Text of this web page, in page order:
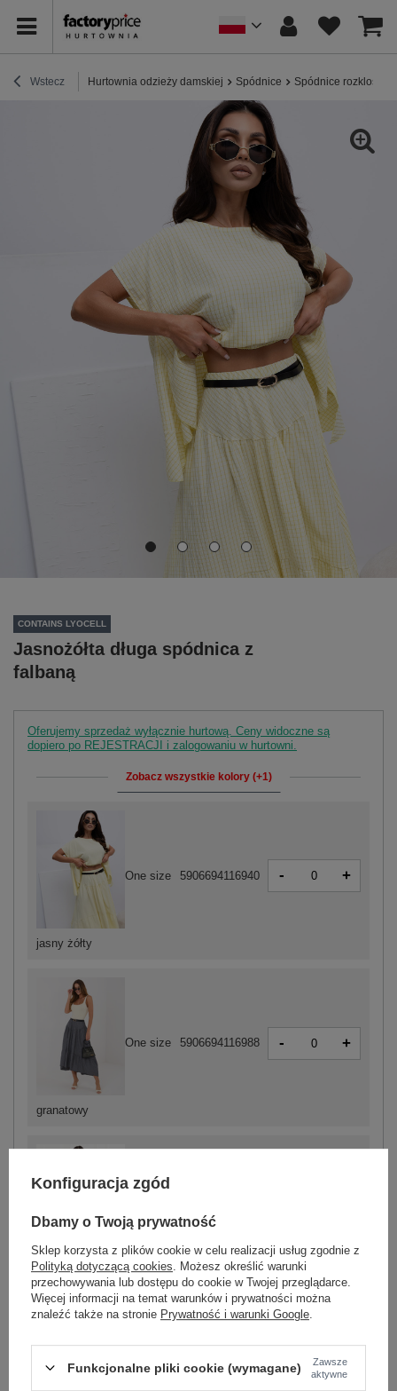
Wstecz Hurtownia odzieży damskiej Spódnice Spódnice
CONTAINS LYOCELL
Jasnożółta długa spódnica z
falbaną
Oferujemy sprzedaż wyłącznie hurtową. Ceny widoczne są
dopiero po REJESTRACJI i zalogowaniu w hurtowni.
Zobacz wszystkie kolory (+1)
jasny żółty
One size 5906694116940 - +
granatowy
One size 5906694116988 - +
jasny różowy
Konfiguracja zgód
Dbamy o Twoją prywatność
Sklep korzysta z plików cookie w celu realizacji usług zgodnie z
Polityką dotyczącą cookies . Możesz określić warunki
przechowywania lub dostępu do cookie w Twojej przeglądarce.
Więcej informacji na temat warunków i prywatności można
znaleźć także na stronie Prywatność i warunki Google
Funkcjonalne pliki cookie (wymagane)
Zawsze
aktywne